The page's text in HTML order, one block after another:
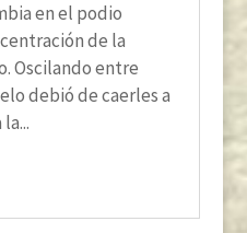
en el podio
de la
Oscilando entre
debió de caerles a